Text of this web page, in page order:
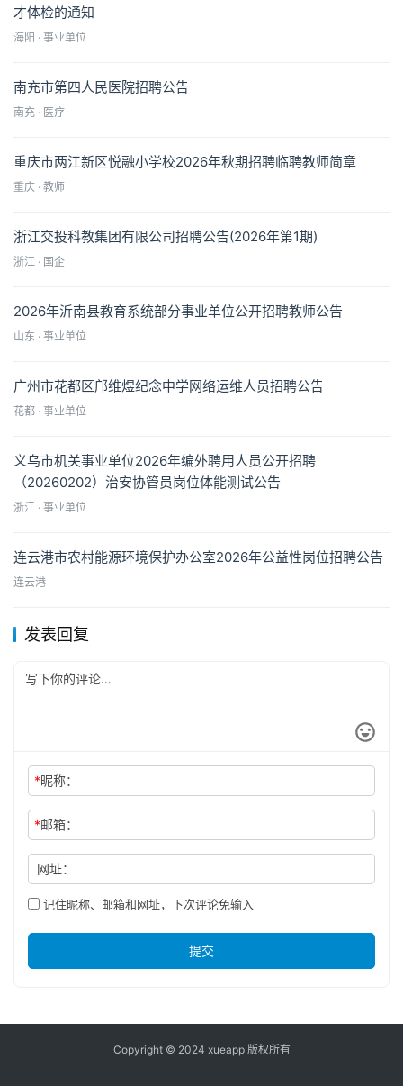
才体检的通知
海阳 · 事业单位
南充市第四人民医院招聘公告
南充 · 医疗
重庆市两江新区悦融小学校2026年秋期招聘临聘教师简章
重庆 · 教师
浙江交投科教集团有限公司招聘公告(2026年第1期)
浙江 · 国企
2026年沂南县教育系统部分事业单位公开招聘教师公告
山东 · 事业单位
广州市花都区邝维煜纪念中学网络运维人员招聘公告
花都 · 事业单位
义乌市机关事业单位2026年编外聘用人员公开招聘
（20260202）治安协管员岗位体能测试公告
浙江 · 事业单位
连云港市农村能源环境保护办公室2026年公益性岗位招聘公告
连云港
发表回复
*昵称：
*邮箱：
网址：
记住昵称、邮箱和网址，下次评论免输入
提交
Copyright © 2024 xueapp 版权所有